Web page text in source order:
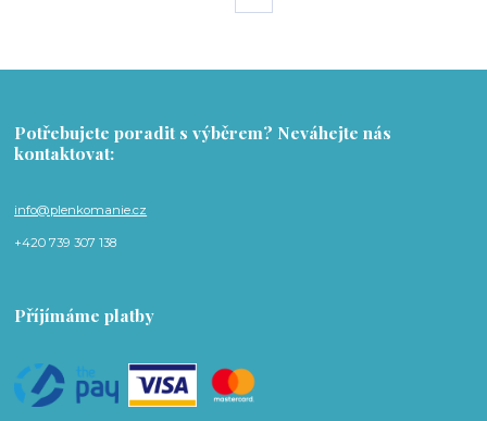
Potřebujete poradit s výběrem? Neváhejte nás
kontaktovat:
info@plenkomanie.cz
+420 739 307 138
Příjímáme platby